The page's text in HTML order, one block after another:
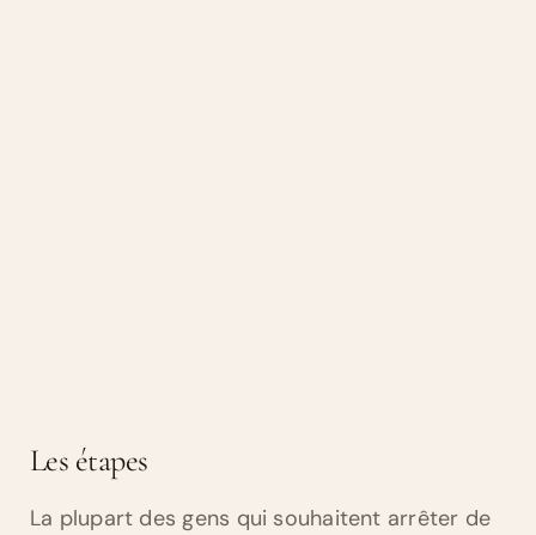
Les étapes
La plupart des gens qui souhaitent arrêter de